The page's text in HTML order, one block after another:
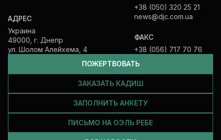
ПОЖЕРТВОВАТЬ
ЗАКАЗАТЬ КАДИШ
ЗАПОЛНИТЬ АНКЕТУ
ПИСЬМО НА ОЭЛЬ РЕБЕ
АДРЕС
Украина
49000, г. Днепр
ул. Шолом Алейхема, 4
+38 (050) 320 25 21
news@djc.com.ua
ФАКС
+38 (056) 717 70 76